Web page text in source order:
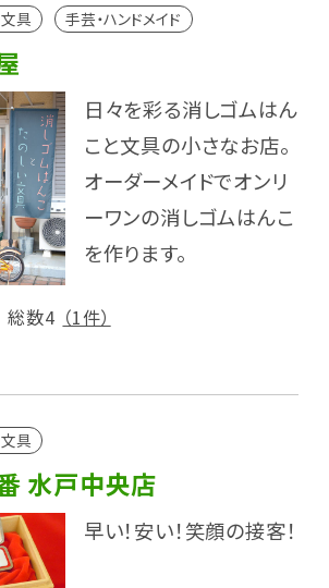
具 手芸・ハンドメイド
日々を彩る消しゴムはん
こと文具の小さなお店。
オーダーメイドでオンリ
ーワンの消しゴムはんこ
を作ります。
総数4 （1件）
具
水戸中央店
早い！安い！笑顔の接客！